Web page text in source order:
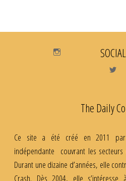
SOCIAL
The Daily
Ce site a été créé en 2011 par
indépendante couvrant les
Durant une dizaine d’années, elle
Crash. Dès 2004, elle